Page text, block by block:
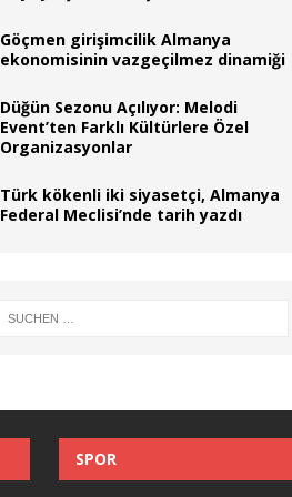
Göçmen girişimcilik Almanya
ekonomisinin vazgeçilmez dinamiği
Düğün Sezonu Açılıyor: Melodi
Event’ten Farklı Kültürlere Özel
Organizasyonlar
Türk kökenli iki siyasetçi, Almanya
Federal Meclisi’nde tarih yazdı
SPOR